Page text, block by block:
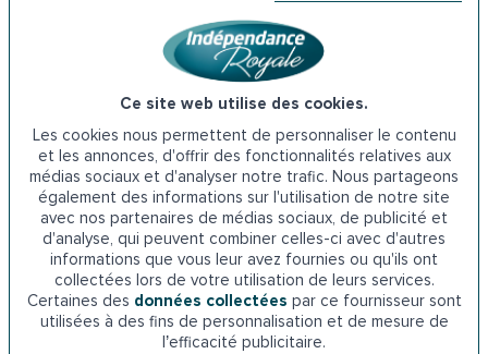
Ce site web utilise des cookies.
Les cookies nous permettent de personnaliser le contenu
et les annonces, d'offrir des fonctionnalités relatives aux
médias sociaux et d'analyser notre trafic. Nous partageons
également des informations sur l'utilisation de notre site
avec nos partenaires de médias sociaux, de publicité et
d'analyse, qui peuvent combiner celles-ci avec d'autres
informations que vous leur avez fournies ou qu'ils ont
collectées lors de votre utilisation de leurs services.
Certaines des données collectées par ce fournisseur sont
utilisées à des fins de personnalisation et de mesure de
l’efficacité publicitaire.
Téléphone : 02 41 81 60 77
6. Les prêts de l’ADIL de Maine-et-Loire
L’Agence départementale pour l’information sur le
logement (ADIL) propose des prêts qui visent à favoriser le
maintien à domicile des seniors en les aidant à financer
leurs travaux. Il existe plusieurs types de prêts pour couvrir
l’installation d’une baignoire à porte :
· Le prêt habitat durable